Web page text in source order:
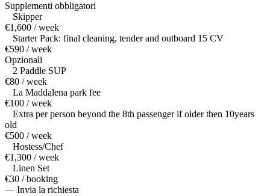
Supplementi obbligatori
Skipper
€1,600 / week
Starter Pack: final cleaning, tender and outboard 15 CV
€590 / week
Opzionali
2 Paddle SUP
€80 / week
La Maddalena park fee
€100 / week
Extra per person beyond the 8th passenger if older then 10years
old
€500 / week
Hostess/Chef
€1,300 / week
Linen Set
€30 / booking
— Invia la richiesta